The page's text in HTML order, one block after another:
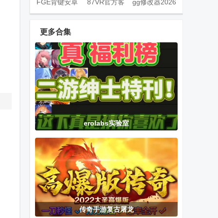
FGE背键安卓
版
87VR官方客
户端
gg修改器2026
最新正版
apk)
Fuck光速虚拟
机插件
星愿盒子模拟
器(Star Box
Simulator)
腾讯爱玩游戏
版
异种啪乐町游
戏官方正版
(Kink
Paradise)
碧优蒂小镇全
部解锁版
王国保卫战5
全英雄解锁版
爱欲转生
erolabs手游
植物大战僵尸
无名版最新版
本
捕鱼大玩家官
方正版
更多合集
erolabs实验室
传奇手游复古屠龙